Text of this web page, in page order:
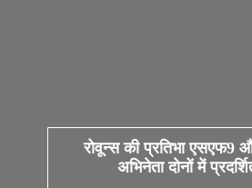
रोवून्स की प्रतिभा एसएफ9
अभिनेता दोनों में